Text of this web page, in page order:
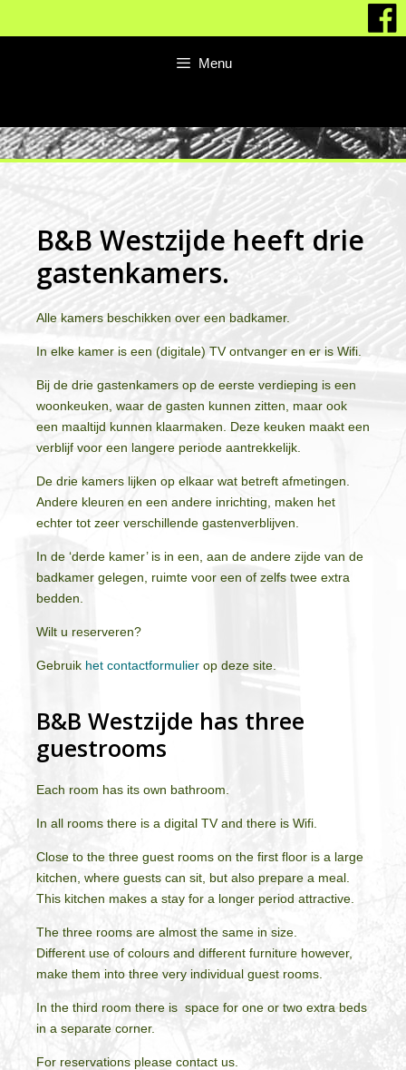
Menu
B&B Westzijde heeft drie
gastenkamers.
Alle kamers beschikken over een badkamer.
In elke kamer is een (digitale) TV ontvanger en er is Wifi.
Bij de drie gastenkamers op de eerste verdieping is een
woonkeuken, waar de gasten kunnen zitten, maar ook
een maaltijd kunnen klaarmaken. Deze keuken maakt een
verblijf voor een langere periode aantrekkelijk.
De drie kamers lijken op elkaar wat betreft afmetingen.
Andere kleuren en een andere inrichting, maken het
echter tot zeer verschillende gastenverblijven.
In de ‘derde kamer’ is in een, aan de andere zijde van de
badkamer gelegen, ruimte voor een of zelfs twee extra
bedden.
Wilt u reserveren?
Gebruik het contactformulier op deze site.
B&B Westzijde has three
guestrooms
Each room has its own bathroom.
In all rooms there is a digital TV and there is Wifi.
Close to the three guest rooms on the first floor is a large
kitchen, where guests can sit, but also prepare a meal.
This kitchen makes a stay for a longer period attractive.
The three rooms are almost the same in size.
Different use of colours and different furniture however,
make them into three very individual guest rooms.
In the third room there is space for one or two extra beds
in a separate corner.
For reservations please contact us.